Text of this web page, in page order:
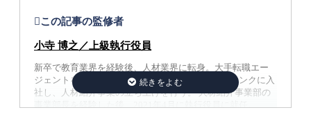
この記事の監修者
小寺 博之／上級執行役員
新卒で教育業界を経験後、人材業界に転身。大手転職エー
ジェントを経て、2017年1月、株式会社ゼネラルリンクに入
社し、人材紹介事業の立ち上げを行う。 人材紹介事業部の